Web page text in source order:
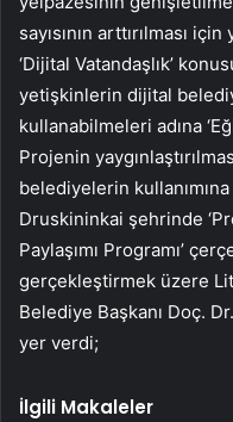
sayısının arttırılması
‘Dijital Vatandaşlık’
yetişkinlerin dijital
kullanabilmeleri adına
Projenin
belediyelerin kullanımına
Druskininkai şehrinde
Paylaşımı Programı’
gerçekleştirmek üzere
Belediye Başkanı Doç.
yer verdi;
İlgili Makaleler